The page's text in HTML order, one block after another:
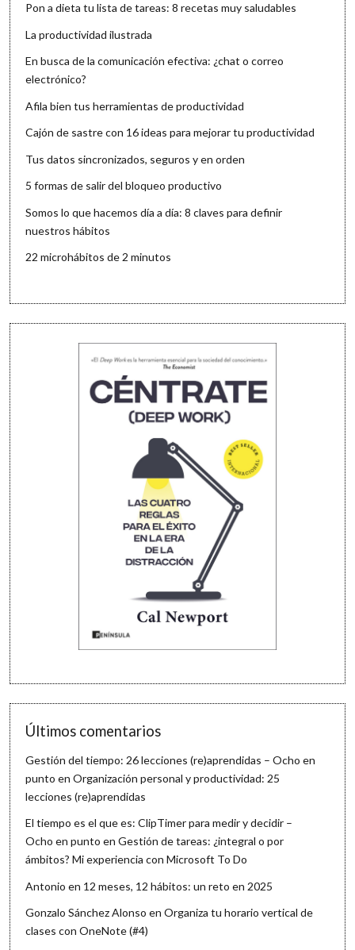
Pon a dieta tu lista de tareas: 8 recetas muy saludables
La productividad ilustrada
En busca de la comunicación efectiva: ¿chat o correo
electrónico?
Afila bien tus herramientas de productividad
Cajón de sastre con 16 ideas para mejorar tu productividad
Tus datos sincronizados, seguros y en orden
5 formas de salir del bloqueo productivo
Somos lo que hacemos día a día: 8 claves para definir
nuestros hábitos
22 microhábitos de 2 minutos
Últimos comentarios
Gestión del tiempo: 26 lecciones (re)aprendidas – Ocho en
punto enOrganización personal y productividad: 25
lecciones (re)aprendidas
El tiempo es el que es: ClipTimer para medir y decidir –
Ocho en punto enGestión de tareas: ¿integral o por
ámbitos? Mi experiencia con Microsoft To Do
Antonio en 12 meses, 12 hábitos: un reto en 2025
Gonzalo Sánchez Alonso enOrganiza tu horario vertical de
clases con OneNote (#4)